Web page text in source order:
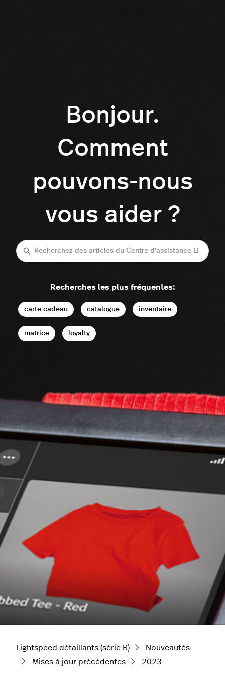
Bonjour.
Comment
pouvons-nous
vous aider ?
Recherche
Recherches les plus fréquentes:
carte cadeau catalogue inventaire
matrice loyalty
Lightspeed détaillants (série R)
Nouveautés
Mises à jour précédentes
2023